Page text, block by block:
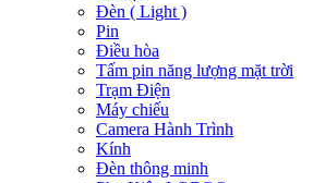
Đèn ( Light )
Pin
Điều hòa
Tấm pin năng lượng mặt trời
Trạm Điện
Máy chiếu
Camera Hành Trình
Kính
Đèn thông minh